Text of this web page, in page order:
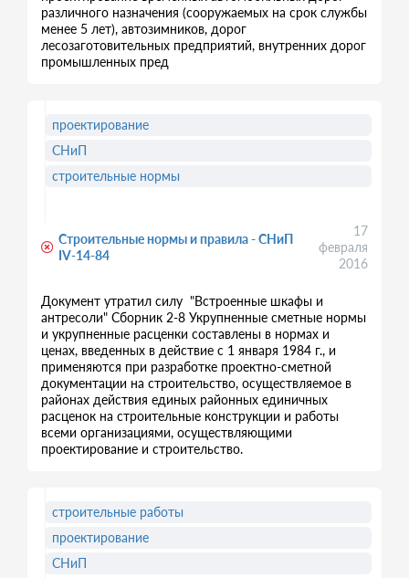
различного назначения (сооружаемых на срок службы
менее 5 лет), автозимников, дорог
лесозаготовительных предприятий, внутренних дорог
промышленных пред
Строительные нормы и правила - СНиП
IV-14-84
17
февраля
2016
Документ утратил силу "Встроенные шкафы и
антресоли" Сборник 2-8 Укрупненные сметные нормы
и укрупненные расценки составлены в нормах и
ценах, введенных в действие с 1 января 1984 г., и
применяются при разработке проектно-сметной
документации на строительство, осуществляемое в
районах действия единых районных единичных
расценок на строительные конструкции и работы
всеми организациями, осуществляющими
проектирование и строительство.
проектирование
СНиП
строительные нормы
строительные работы
проектирование
СНиП